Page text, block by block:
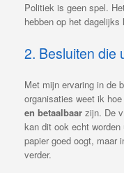
Politiek is geen spel.
hebben op het
2. Besluiten die
Met mijn ervaring in de
organisaties weet ik
en betaalbaar zijn. De
kan dit ook echt
papier goed oogt, maar
verder.